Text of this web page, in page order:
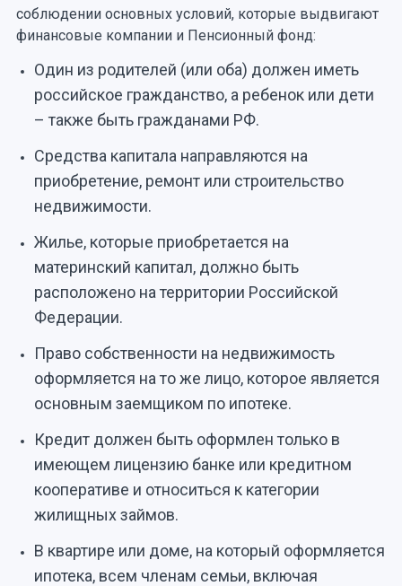
соблюдении основных условий, которые выдвигают
финансовые компании и Пенсионный фонд:
Один из родителей (или оба) должен иметь
российское гражданство, а ребенок или дети
– также быть гражданами РФ.
Средства капитала направляются на
приобретение, ремонт или строительство
недвижимости.
Жилье, которые приобретается на
материнский капитал, должно быть
расположено на территории Российской
Федерации.
Право собственности на недвижимость
оформляется на то же лицо, которое является
основным заемщиком по ипотеке.
Кредит должен быть оформлен только в
имеющем лицензию банке или кредитном
кооперативе и относиться к категории
жилищных займов.
В квартире или доме, на который оформляется
ипотека, всем членам семьи, включая